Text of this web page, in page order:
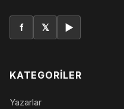
f 𝕏 ▶
KATEGORILER
Yazarlar